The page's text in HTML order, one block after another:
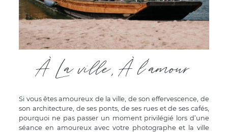
À La ville, À l’amour
Si vous êtes amoureux de la ville, de son effervescence, de
son architecture, de ses ponts, de ses rues et de ses cafés,
pourquoi ne pas passer un moment privilégié lors d’une
séance en amoureux avec votre photographe et la ville